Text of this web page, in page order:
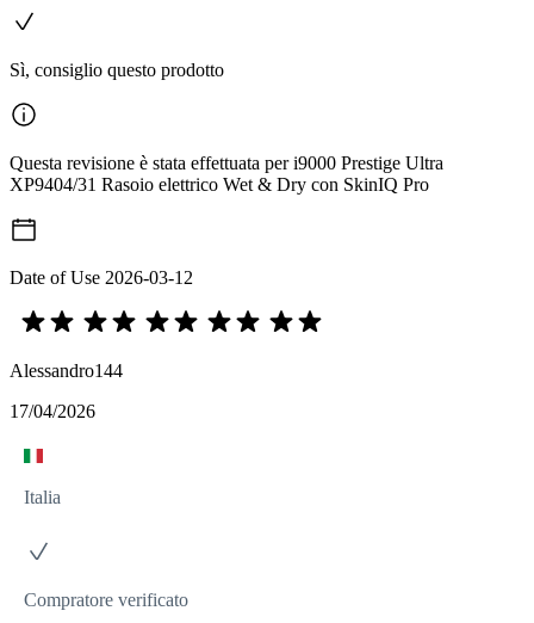
Sì, consiglio questo prodotto
Questa revisione è stata effettuata per i9000 Prestige Ultra
XP9404/31 Rasoio elettrico Wet & Dry con SkinIQ Pro
Date of Use 2026-03-12
Alessandro144
17/04/2026
Italia
Compratore verificato